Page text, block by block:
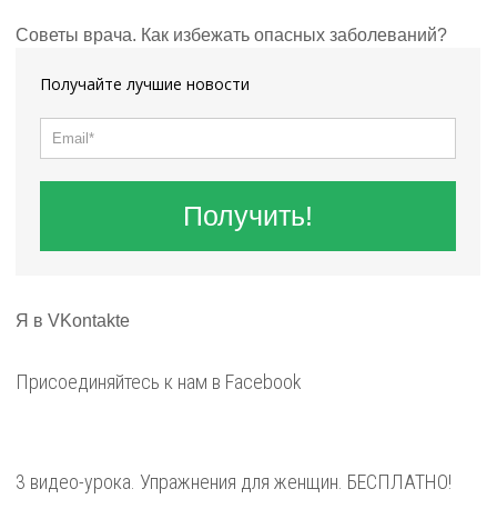
Советы врача. Как избежать опасных заболеваний?
Получайте лучшие новости
Получить!
Я в VKontakte
Присоединяйтесь к нам в Facebook
3 видео-урока. Упражнения для женщин. БЕСПЛАТНО!